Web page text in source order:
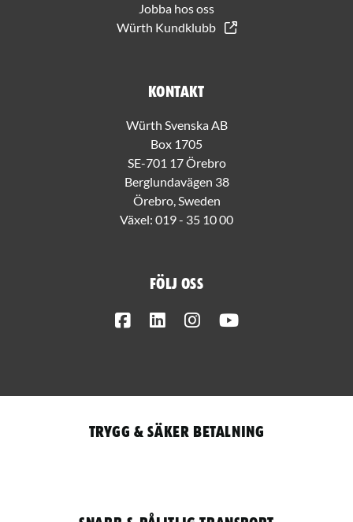
Jobba hos oss
Würth Kundklubb
Kontakt
Würth Svenska AB
Box 1705
SE-701 17 Örebro
Berglundavägen 38
Örebro, Sweden
Växel: 019 - 35 10 00
Följ oss
FacebookLinkedInInstagram
Trygg & säker betalning